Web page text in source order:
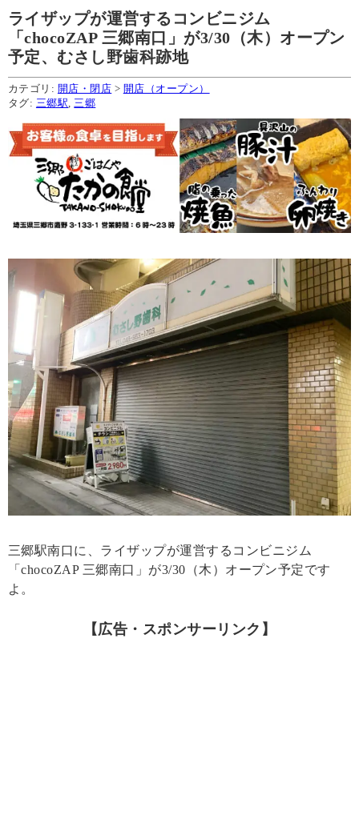
ライザップが運営するコンビニジム
「chocoZAP 三郷南口」が3/30（木）オープン
予定、むさし野歯科跡地
カテゴリ: 開店・閉店 > 開店（オープン）
タグ: 三郷駅,三郷
三郷駅南口に、ライザップが運営するコンビニジム
「chocoZAP 三郷南口」が3/30（木）オープン予定です
よ。
【広告・スポンサーリンク】